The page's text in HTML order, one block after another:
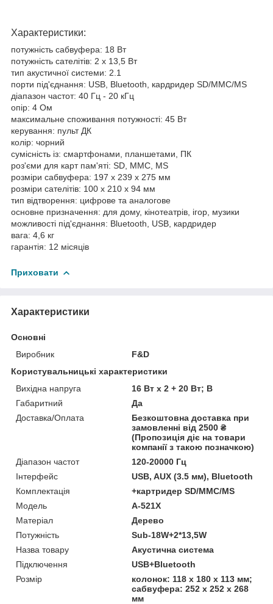
Характеристики:
потужність сабвуфера: 18 Вт
потужність сателітів: 2 x 13,5 Вт
тип акустичної системи: 2.1
порти під'єднання: USB, Bluetooth, кардридер SD/MMC/MS
діапазон частот: 40 Гц - 20 кГц
опір: 4 Ом
максимальне споживання потужності: 45 Вт
керування: пульт ДК
колір: чорний
сумісність із: смартфонами, планшетами, ПК
роз'єми для карт пам'яті: SD, MMC, MS
розміри сабвуфера: 197 х 239 х 275 мм
розміри сателітів: 100 х 210 х 94 мм
тип відтворення: цифрове та аналогове
основне призначення: для дому, кінотеатрів, ігор, музики
можливості під'єднання: Bluetooth, USB, кардридер
вага: 4,6 кг
гарантія: 12 місяців
Приховати
Характеристики
Основні
Виробник
F&D
Користувальницькі характеристики
Вихідна напруга
16 Вт х 2 + 20 Вт; В
Габаритний
Да
Доставка/Оплата
Безкоштовна доставка при
замовленні від 2500 ₴
(Пропозиція діє на товари
компанії з такою позначкою)
Діапазон частот
120-20000 Гц
Інтерфейс
USB, AUX (3.5 мм), Bluetooth
Комплектація
+картридер SD/MMC/MS
Мoдель
A-521X
Матеріал
Дерево
Потужність
Sub-18W+2*13,5W
Назва товару
Акустична система
Підключення
USB+Bluetooth
Розмір
колонок: 118 х 180 x 113 мм;
сабвуфера: 252 х 252 х 268
мм